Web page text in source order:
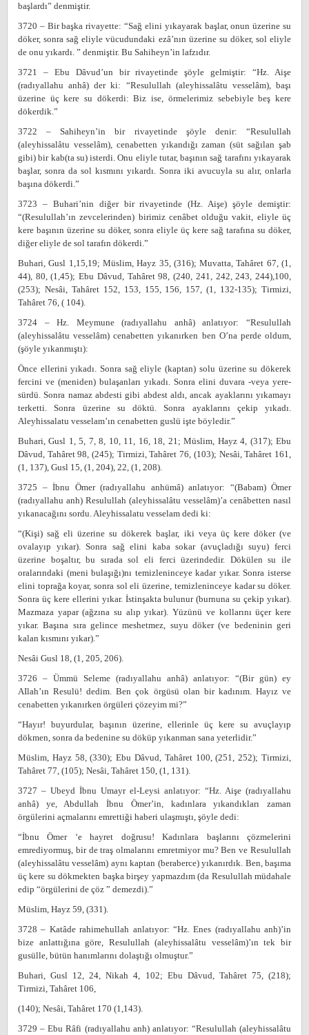
başlardı” denmiştir.
3720 – Bir başka rivayette: “Sağ elini yıkayarak başlar, onun üzerine su
döker, sonra sağ eliyle vücudundaki ezâ’nın üzerine su döker, sol eliyle
de onu yıkardı. ” denmiştir. Bu Sahiheyn’in lafzıdır.
3721 – Ebu Dâvud’un bir rivayetinde şöyle gelmiştir: “Hz. Aişe
(radıyallahu anhâ) der ki: “Resulullah (aleyhissalâtu vesselâm), başı
üzerine üç kere su dökerdi: Biz ise, örmelerimiz sebebiyle beş kere
dökerdik.”
3722 – Sahiheyn’in bir rivayetinde şöyle denir: “Resulullah
(aleyhissalâtu vesselâm), cenabetten yıkandığı zaman (süt sağılan şab
gibi) bir kab(ta su) isterdi. Onu eliyle tutar, başının sağ tarafını yıkayarak
başlar, sonra da sol kısmını yıkardı. Sonra iki avucuyla su alır, onlarla
başına dökerdi.”
3723 – Buhari’nin diğer bir rivayetinde (Hz. Aişe) şöyle demiştir:
“(Resulullah’ın zevcelerinden) birimiz cenâbet olduğu vakit, eliyle üç
kere başının üzerine su döker, sonra eliyle üç kere sağ tarafına su döker,
diğer eliyle de sol tarafın dökerdi.”
Buhari, Gusl 1,15,19; Müslim, Hayz 35, (316); Muvatta, Tahâret 67, (1,
44), 80, (1,45); Ebu Dâvud, Tahâret 98, (240, 241, 242, 243, 244),100,
(253); Nesâi, Tahâret 152, 153, 155, 156, 157, (1, 132-135); Tirmizi,
Tahâret 76, ( 104).
3724 – Hz. Meymune (radıyallahu anhâ) anlatıyor: “Resulullah
(aleyhissalâtu vesselâm) cenabetten yıkanırken ben O’na perde oldum,
(şöyle yıkanmıştı):
Önce ellerini yıkadı. Sonra sağ eliyle (kaptan) solu üzerine su dökerek
fercini ve (meniden) bulaşanları yıkadı. Sonra elini duvara -veya yere-
sürdü. Sonra namaz abdesti gibi abdest aldı, ancak ayaklarını yıkamayı
terketti. Sonra üzerine su döktü. Sonra ayaklarını çekip yıkadı.
Aleyhissalatu vesselam’ın cenabetten guslü işte böyledir.”
Buhari, Gusl 1, 5, 7, 8, 10, 11, 16, 18, 21; Müslim, Hayz 4, (317); Ebu
Dâvud, Tahâret 98, (245); Tirmizi, Tahâret 76, (103); Nesâi, Tahâret 161,
(1, 137), Gusl 15, (1, 204), 22, (1, 208).
3725 – İbnu Ömer (radıyallahu anhümâ) anlatıyor: “(Babam) Ömer
(radıyallahu anh) Resulullah (aleyhissalâtu vesselâm)’a cenâbetten nasıl
yıkanacağını sordu. Aleyhissalatu vesselam dedi ki:
“(Kişi) sağ eli üzerine su dökerek başlar, iki veya üç kere döker (ve
ovalayıp yıkar). Sonra sağ elini kaba sokar (avuçladığı suyu) ferci
üzerine boşaltır, bu sırada sol eli ferci üzerindedir. Dökülen su ile
oralarındaki (meni bulaşığı)nı temizleninceye kadar yıkar. Sonra isterse
elini toprağa koyar, sonra sol eli üzerine, temizleninceye kadar su döker.
Sonra üç kere ellerini yıkar. İstinşakta bulunur (burnuna su çekip yıkar).
Mazmaza yapar (ağzına su alıp yıkar). Yüzünü ve kollarını üçer kere
yıkar. Başına sıra gelince meshetmez, suyu döker (ve bedeninin geri
kalan kısmını yıkar).”
Nesâi Gusl 18, (1, 205, 206).
3726 – Ümmü Seleme (radıyallahu anhâ) anlatıyor: “(Bir gün) ey
AIlah’ın Resulü! dedim. Ben çok örgüsü olan bir kadınım. Hayız ve
cenabetten yıkanırken örgüleri çözeyim mi?”
“Hayır! buyurdular, başının üzerine, ellerinle üç kere su avuçlayıp
dökmen, sonra da bedenine su döküp yıkanman sana yeterlidir.”
Müslim, Hayz 58, (330); Ebu Dâvud, Tahâret 100, (251, 252); Tirmizi,
Tahâret 77, (105); Nesâi, Tahâret 150, (1, 131).
3727 – Ubeyd İbnu Umayr el-Leysi anlatıyor: “Hz. Aişe (radıyallahu
anhâ) ye, Abdullah İbnu Ömer’in, kadınlara yıkandıkları zaman
örgülerini açmalarını emrettiği haberi ulaşmıştı, şöyle dedi:
“İbnu Ömer ‘e hayret doğrusu! Kadınlara başlarını çözmelerini
emrediyormuş, bir de traş olmalarını emretmiyor mu? Ben ve Resulullah
(aleyhissalâtu vesselâm) aynı kaptan (beraberce) yıkanırdık. Ben, başıma
üç kere su dökmekten başka birşey yapmazdım (da Resulullah müdahale
edip “örgülerini de çöz ” demezdi).”
Müslim, Hayz 59, (331).
3728 – Katâde rahimehullah anlatıyor: “Hz. Enes (radıyallahu anh)’in
bize anlattığına göre, Resulullah (aleyhissalâtu vesselâm)’ın tek bir
gusülle, bütün hanımlarını dolaştığı olmuştur.”
Buhari, Gusl 12, 24, Nikah 4, 102; Ebu Dâvud, Tahâret 75, (218);
Tirmizi, Tahâret 106,
(140); Nesâi, Tahâret 170 (1,143).
3729 – Ebu Râfi (radıyallahu anh) anlatıyor: “Resulullah (aleyhissalâtu